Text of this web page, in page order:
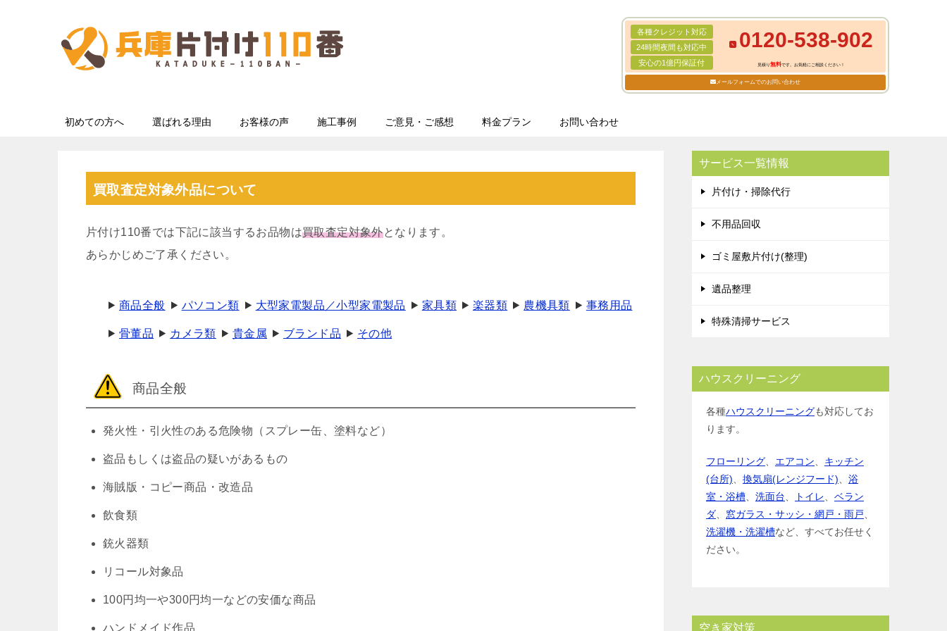
各種クレジット対応
24時間夜間も対応中
安心の1億円保証付
0120-538-902
見積り無料です。お気軽にご相談ください！
メールフォームでのお問い合わせ
初めての方へ 選ばれる理由 お客様の声 施工事例 ご意見・ご感想 料金プラン お問い合わせ
買取査定対象外品について
片付け110番では下記に該当するお品物は買取査定対象外となります。
あらかじめご了承ください。
商品全般 パソコン類 大型家電製品／小型家電製品 家具類 楽器類 農機具類 事務用品
骨董品 カメラ類 貴金属 ブランド品 その他
商品全般
発火性・引火性のある危険物（スプレー缶、塗料など）
盗品もしくは盗品の疑いがあるもの
海賊版・コピー商品・改造品
飲食類
銃火器類
リコール対象品
100円均一や300円均一などの安価な商品
ハンドメイド作品
サービス一覧情報
片付け・掃除代行
不用品回収
ゴミ屋敷片付け(整理)
遺品整理
特殊清掃サービス
ハウスクリーニング
各種ハウスクリーニングも対応してお
ります。
フローリング エアコン
キッチン
(台所)
換気扇(レンジフード)
浴
室・浴槽
洗面台 トイレ
ベラン
ダ
窓ガラス・サッシ・網戸・雨戸
洗濯機・洗濯槽など、すべてお任せく
ださい。
空き家対策